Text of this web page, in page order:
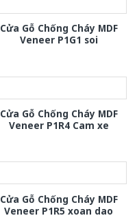
Cửa Gỗ Chống Cháy MDF
Veneer P1G1 soi
Cửa Gỗ Chống Cháy MDF
Veneer P1R4 Cam xe
Cửa Gỗ Chống Cháy MDF
Veneer P1R5 xoan dao